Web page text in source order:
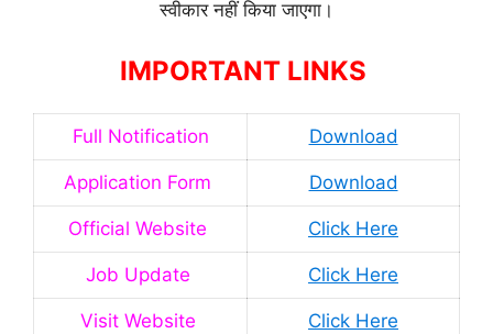
स्वीकार नहीं किया जाएगा।
IMPORTANT LINKS
Full Notification Download
Application Form Download
Official Website Click Here
Job Update Click Here
Visit Website Click Here